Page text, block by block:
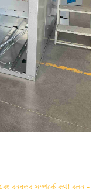
বন্ধুত্ব সম্পর্কে কথা বলুন -